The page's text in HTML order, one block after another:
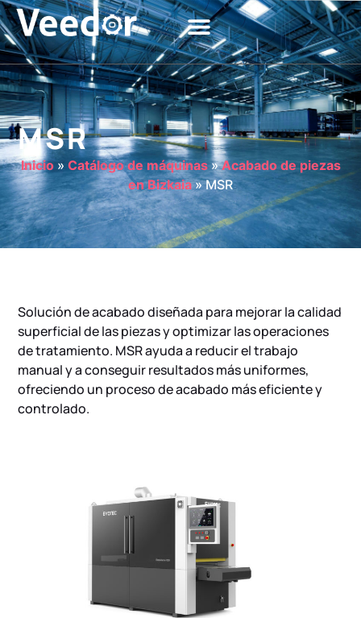
MSR
Inicio» Catálogo de máquinas»Acabado de piezas
en Bizkaia»MSR
Solución de acabado diseñada para mejorar la calidad
superficial de las piezas y optimizar las operaciones
de tratamiento. MSR ayuda a reducir el trabajo
manual y a conseguir resultados más uniformes,
ofreciendo un proceso de acabado más eficiente y
controlado.